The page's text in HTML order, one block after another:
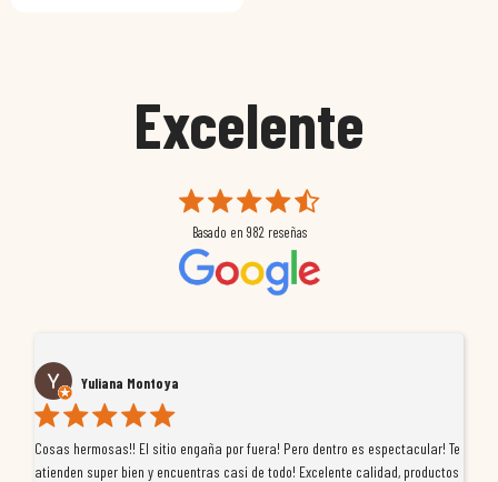
Excelente
Basado en 982 reseñas
Yuliana Montoya
Cosas hermosas!! El sitio engaña por fuera! Pero dentro es espectacular! Te
atienden super bien y encuentras casi de todo! Excelente calidad, productos